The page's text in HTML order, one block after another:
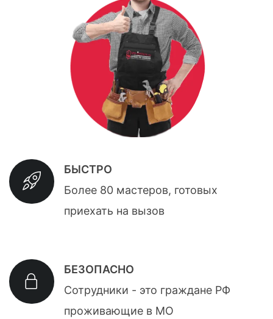
БЫСТРО
Более 80 мастеров, готовых
приехать на вызов
БЕЗОПАСНО
Сотрудники - это граждане РФ
проживающие в МО